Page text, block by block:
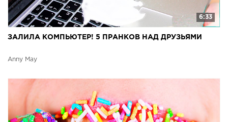
6:33
ЗАЛИЛА КОМПЬЮТЕР! 5 ПРАНКОВ НАД ДРУЗЬЯМИ
Anny May